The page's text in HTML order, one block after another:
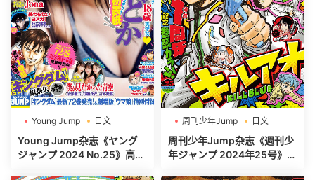
Young Jump
日文
週刊ヤングジャンプ
Young Jump杂志《ヤング
ジャンプ 2024 No.25》高清
周刊少年Jump
日文
週刊少年ジャンプ
周刊少年Jump杂志《週刊少
年ジャンプ 2024年25号》高